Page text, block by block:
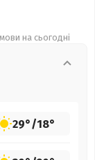
на сьогодні
29°/18°